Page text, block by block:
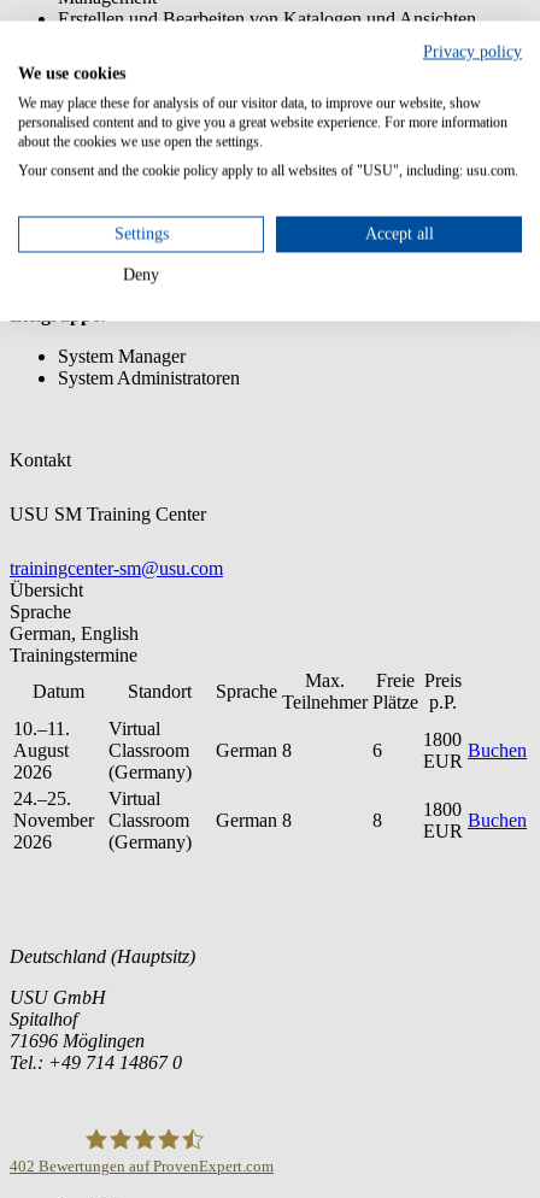
Erstellen und Bearbeiten von Katalogen und Ansichten
Definieren und Bearbeiten von Business Logik/Regeln
Transfer der Anpassungen mit dem Customization Transfer
Manager
Vorkenntnisse:
Grundkenntnisse in Datenbanken und Datenmodellierung
Zielgruppe:
System Manager
System Administratoren
Kontakt
USU SM Training Center
trainingcenter-sm@usu.com
Übersicht
Sprache
German, English
Trainingstermine
Datum
Standort Sprache
Max.
Teilnehmer
Freie
Plätze
Preis
p.P.
10.–11.
August
2026
Virtual
Classroom
(Germany)
German 8 6
1800
EUR
Buchen
24.–25.
November
2026
Virtual
Classroom
(Germany)
German 8 8
1800
EUR
Buchen
Deutschland (Hauptsitz)
USU GmbH
Spitalhof
71696 Möglingen
Tel.: +49 714 14867 0
402 Bewertungen auf ProvenExpert.com
Privacy policy
We use cookies
We may place these for analysis of our visitor data, to improve our website, show
personalised content and to give you a great website experience. For more information
about the cookies we use open the settings.
Your consent and the cookie policy apply to all websites of "USU", including: usu.com.
Settings Accept all
Deny